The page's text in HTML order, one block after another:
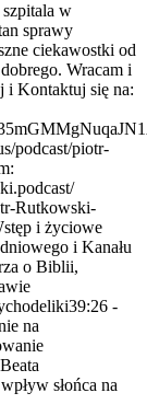
w
sprawy
ciekawostki od
Wracam i
Kontaktuj się na:
podcast/piotr-
Rutkowski-
i życiowe
i Kanału
o Biblii,
-
na
słońca na